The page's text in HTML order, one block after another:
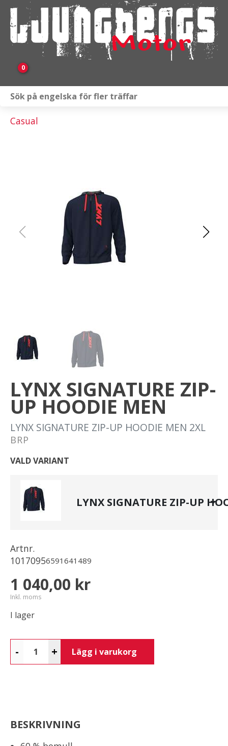
0
Släpvagnar & Skylift
Casual
LYNX SIGNATURE ZIP-
UP HOODIE MEN
LYNX SIGNATURE ZIP-UP HOODIE MEN 2XL
BRP
VALD VARIANT
LYNX SIGNATURE ZIP-UP
Artnr.
10170956591641489
1 040,00 kr
Inkl. moms
I lager
- + Lägg i varukorg
BESKRIVNING